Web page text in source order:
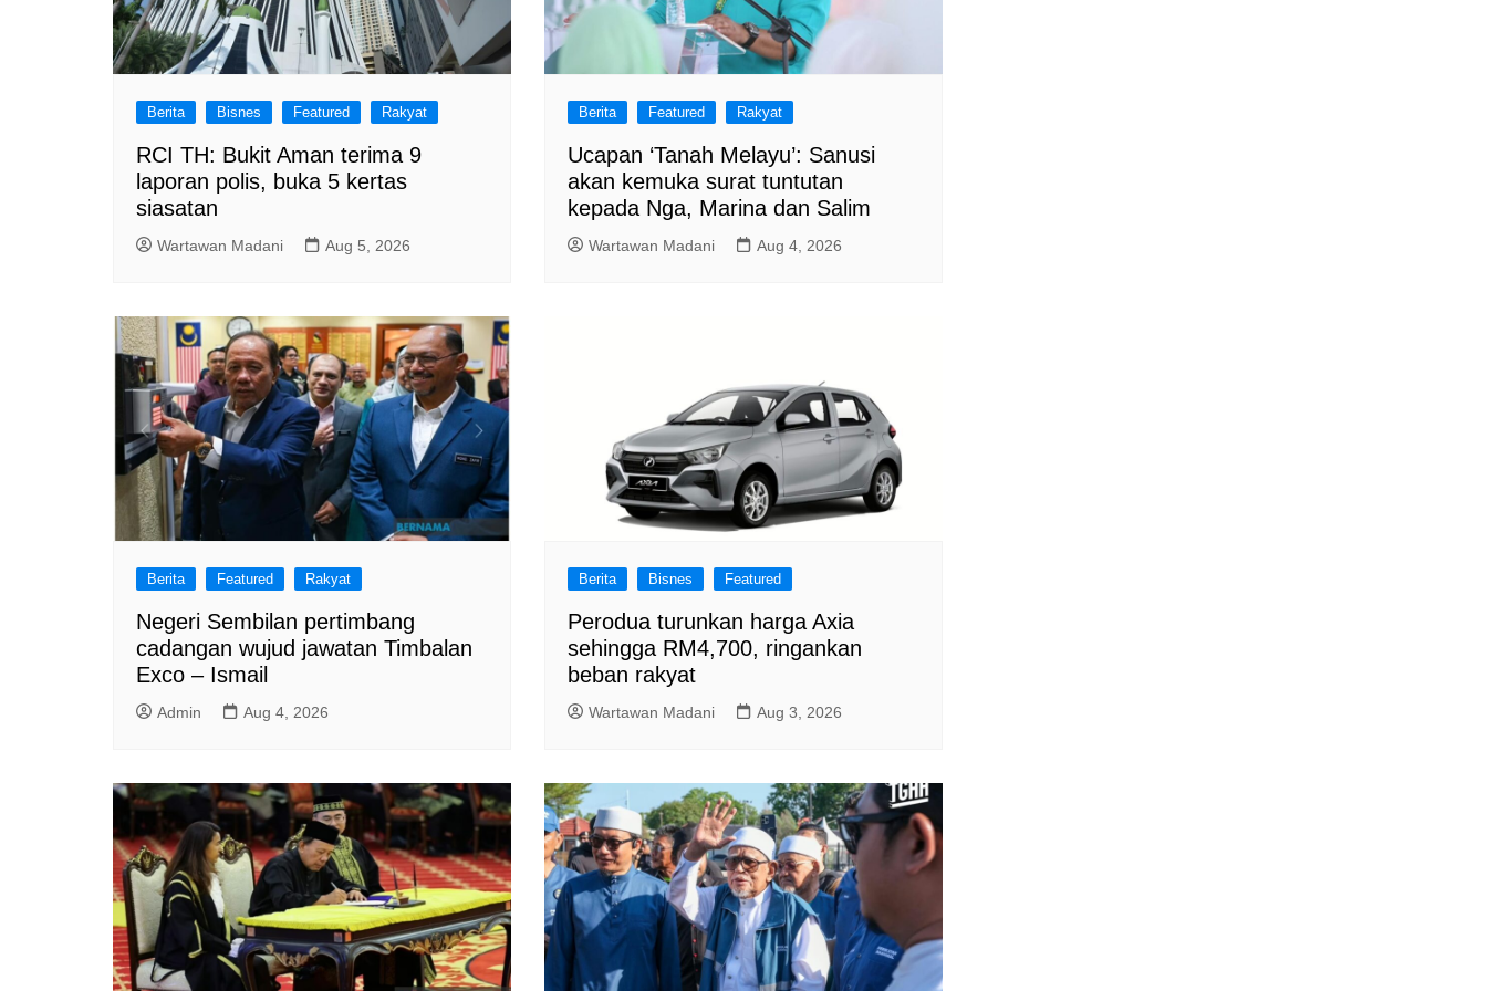
Berita Bisnes Featured Rakyat
RCI TH: Bukit Aman terima 9
laporan polis, buka 5 kertas
siasatan
Wartawan Madani Aug 5, 2026
Berita Featured Rakyat
Ucapan ‘Tanah Melayu’: Sanusi
akan kemuka surat tuntutan
kepada Nga, Marina dan Salim
Wartawan Madani Aug 4, 2026
Berita Featured Rakyat
Negeri Sembilan pertimbang
cadangan wujud jawatan Timbalan
Exco – Ismail
Admin Aug 4, 2026
Berita Bisnes Featured
Perodua turunkan harga Axia
sehingga RM4,700, ringankan
beban rakyat
Wartawan Madani Aug 3, 2026